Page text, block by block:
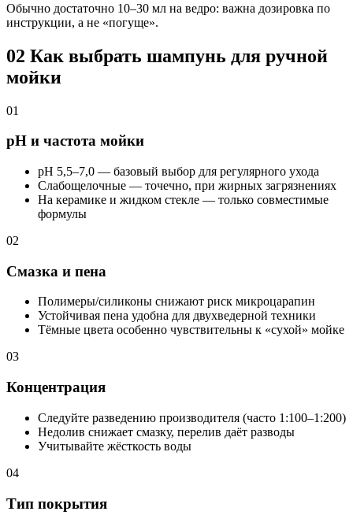
Обычно достаточно 10–30 мл на ведро: важна дозировка по
инструкции, а не «погуще».
02 Как выбрать шампунь для ручной
мойки
01
pH и частота мойки
pH 5,5–7,0 — базовый выбор для регулярного ухода
Слабощелочные — точечно, при жирных загрязнениях
На керамике и жидком стекле — только совместимые
формулы
02
Смазка и пена
Полимеры/силиконы снижают риск микроцарапин
Устойчивая пена удобна для двухведерной техники
Тёмные цвета особенно чувствительны к «сухой» мойке
03
Концентрация
Следуйте разведению производителя (часто 1:100–1:200)
Недолив снижает смазку, перелив даёт разводы
Учитывайте жёсткость воды
04
Тип покрытия